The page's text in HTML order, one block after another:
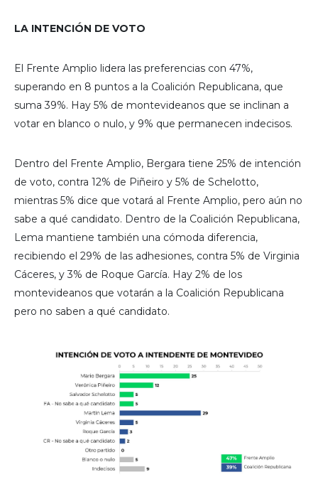
LA INTENCIÓN DE VOTO
El Frente Amplio lidera las preferencias con 47%,
superando en 8 puntos a la Coalición Republicana, que
suma 39%. Hay 5% de montevideanos que se inclinan a
votar en blanco o nulo, y 9% que permanecen indecisos.
Dentro del Frente Amplio, Bergara tiene 25% de intención
de voto, contra 12% de Piñeiro y 5% de Schelotto,
mientras 5% dice que votará al Frente Amplio, pero aún no
sabe a qué candidato. Dentro de la Coalición Republicana,
Lema mantiene también una cómoda diferencia,
recibiendo el 29% de las adhesiones, contra 5% de Virginia
Cáceres, y 3% de Roque García. Hay 2% de los
montevideanos que votarán a la Coalición Republicana
pero no saben a qué candidato.